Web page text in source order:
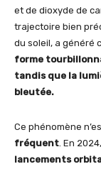
et de dioxyde de
trajectoire bien
du soleil, a généré
forme
tandis que la
bleutée.
Ce phénomène
fréquent . En
lancements